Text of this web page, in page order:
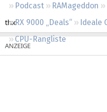
Podcast RAMageddon
RX 9000 „Deals“
Ideale
CPU-Rangliste
thx